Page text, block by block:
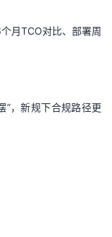
月TCO对比、部署周
”，新规下合规路径更